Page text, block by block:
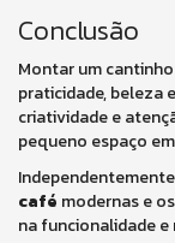
Conclusão
Montar um
praticidade, beleza
criatividade e
pequeno espaço
café modernas e
na funcionalidade